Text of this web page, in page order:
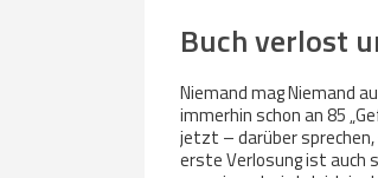
Buch verlost
Niemand mag Niemand
immerhin schon an 85
jetzt – darüber sprechen,
erste Verlosung ist auch